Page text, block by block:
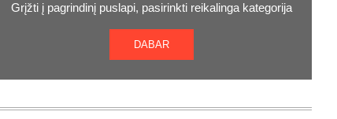
Grįžti į pagrindinį puslapi, pasirinkti reikalinga kategorija
DABAR